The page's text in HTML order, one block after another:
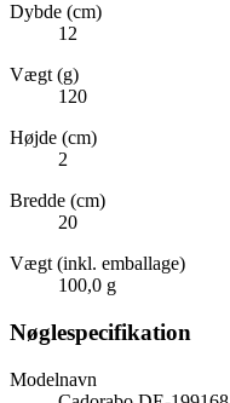
Dybde (cm)
12
Vægt (g)
120
Højde (cm)
2
Bredde (cm)
20
Vægt (inkl. emballage)
100,0 g
Nøglespecifikation
Modelnavn